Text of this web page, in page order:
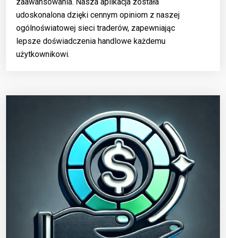
udoskonalona dzięki cennym opiniom z naszej
ogólnoświatowej sieci traderów, zapewniając
lepsze doświadczenia handlowe każdemu
użytkownikowi.